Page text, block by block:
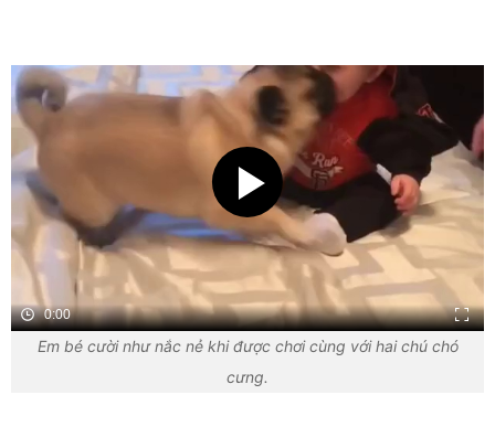
0:00
Em bé cười như nắc nẻ khi được chơi cùng với hai chú chó
cưng.